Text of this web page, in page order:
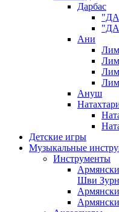
Дарбас
Ани
Ануш
Детские игры
Музыкальные
Инструменты
Шви